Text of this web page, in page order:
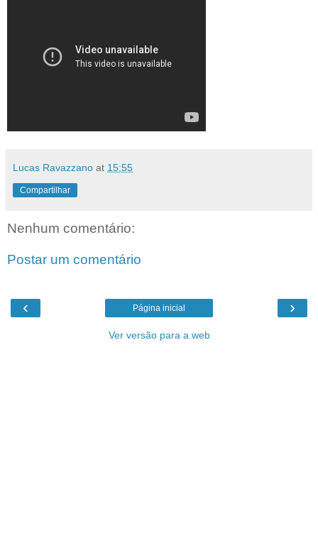
Lucas Ravazzano at 15:55
Compartilhar
Nenhum comentário:
Postar um comentário
‹ ›
Página inicial
Ver versão para a web